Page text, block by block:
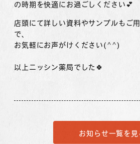
の時期を快適にお過ごしください💕
店頭にて詳しい資料やサンプルもご
で、
お気軽にお声がけください(^^)
以上ニッシン薬局でした🍀
お知らせ一覧を見